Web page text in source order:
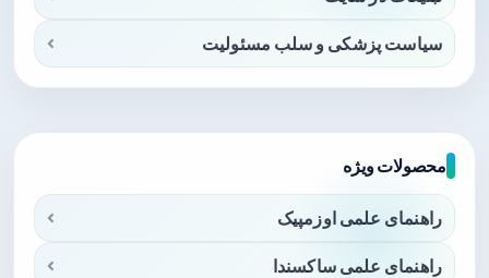
سیاست پزشکی و سلب مسئولیت
محصولات ویژه
راهنمای علمی اوزمپیک
راهنمای علمی ساکسندا